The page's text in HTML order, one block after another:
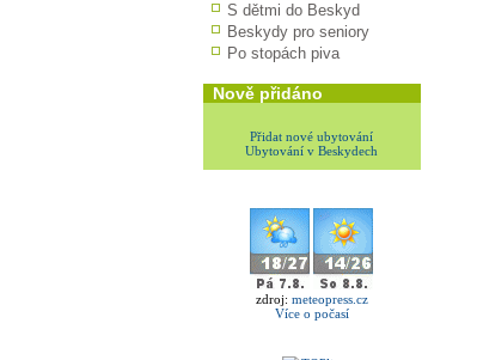
S dětmi do Beskyd
Beskydy pro seniory
Po stopách piva
Nově přidáno
Přidat nové ubytování
Ubytování v Beskydech
zdroj: meteopress.cz
Více o počasí